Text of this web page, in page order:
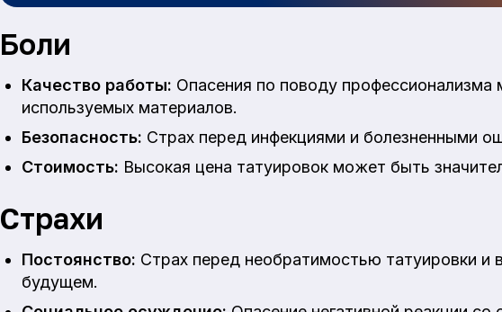
Боли
Качество работы: Опасения по поводу профессионализма
используемых материалов.
Безопасность: Страх перед инфекциями и болезненными
Стоимость: Высокая цена татуировок может быть
Страхи
Постоянство: Страх перед необратимостью татуировки
будущем.